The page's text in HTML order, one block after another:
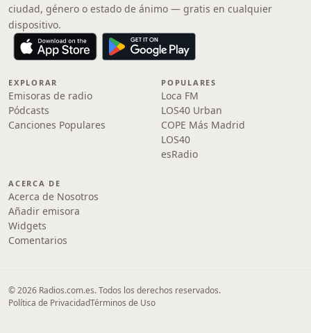
ciudad, género o estado de ánimo — gratis en cualquier
dispositivo.
EXPLORAR
Emisoras de radio
Pódcasts
Canciones Populares
POPULARES
Loca FM
LOS40 Urban
COPE Más Madrid
LOS40
esRadio
ACERCA DE
Acerca de Nosotros
Añadir emisora
Widgets
Comentarios
© 2026 Radios.com.es. Todos los derechos reservados.
Política de PrivacidadTérminos de Uso